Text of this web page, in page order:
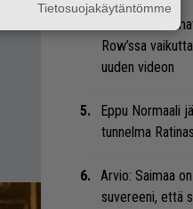
Erik Grönwall
Row’ssa
uuden videon
Eppu Normaali
tunnelma
Arvio: Saimaa
suvereeni, että
Tietosuojakäytäntömme